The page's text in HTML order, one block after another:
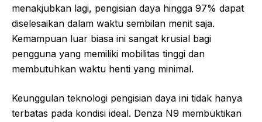
menakjubkan lagi, pengisian daya hingga 97% dapat
diselesaikan dalam waktu sembilan menit saja.
Kemampuan luar biasa ini sangat krusial bagi
pengguna yang memiliki mobilitas tinggi dan
membutuhkan waktu henti yang minimal.
Keunggulan teknologi pengisian daya ini tidak hanya
terbatas pada kondisi ideal. Denza N9 membuktikan